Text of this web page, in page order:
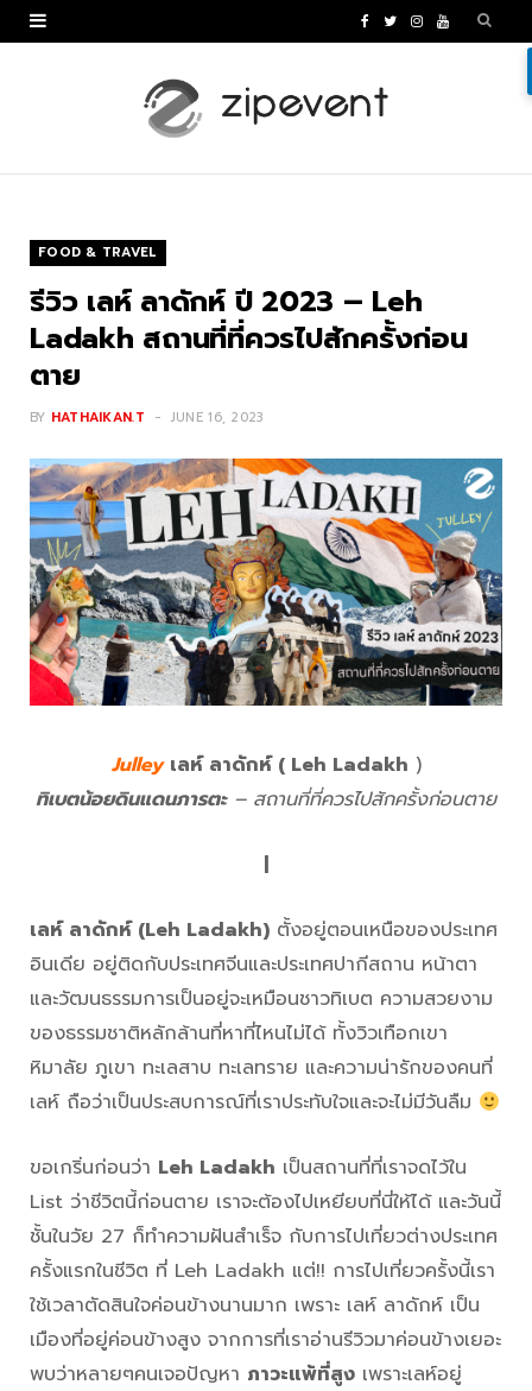
c
T I Y
FOOD & TRAVEL
รีวิว เลห์ ลาดักห์ ปี 2023 – Leh
Ladakh สถานที่ที่ควรไปสักครั้งก่อน
ตาย
BY HATHAIKAN.T JUNE 16, 2023
Julley เลห์ ลาดักห์ ( Leh Ladakh )
ทิเบตน้อยดินแดนภารตะ– สถานที่ที่ควรไปสักครั้งก่อนตาย
|
เลห์ ลาดักห์ (Leh Ladakh) ตั้งอยู่ตอนเหนือของประเทศ
อินเดีย อยู่ติดกับประเทศจีนและประเทศปากีสถาน หน้าตา
และวัฒนธรรมการเป็นอยู่จะเหมือนชาวทิเบต ความสวยงาม
ของธรรมชาติหลักล้านที่หาที่ไหนไม่ได้ ทั้งวิวเทือกเขา
หิมาลัย ภูเขา ทะเลสาบ ทะเลทราย และความน่ารักของคนที่
เลห์ ถือว่าเป็นประสบการณ์ที่เราประทับใจและจะไม่มีวันลืม
ขอเกริ่นก่อนว่า Leh Ladakh เป็นสถานที่ที่เราจดไว้ใน
List ว่าชีวิตนี้ก่อนตาย เราจะต้องไปเหยียบที่นี่ให้ได้ และวันนี้
ชั้นในวัย 27 ก็ทำความฝันสำเร็จ กับการไปเที่ยวต่างประเทศ
ครั้งแรกในชีวิต ที่ Leh Ladakh แต่!! การไปเที่ยวครั้งนี้เรา
ใช้เวลาตัดสินใจค่อนข้างนานมาก เพราะ เลห์ ลาดักห์ เป็น
เมืองที่อยู่ค่อนข้างสูง จากการที่เราอ่านรีวิวมาค่อนข้างเยอะ
พบว่าหลายๆคนเจอปัญหา ภาวะแพ้ที่สูง เพราะเลห์อยู่